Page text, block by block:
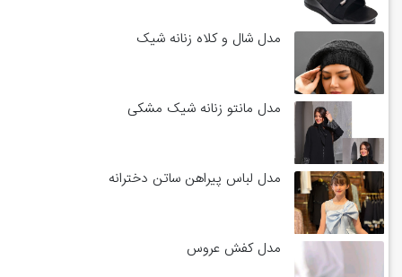
مدل شال و کلاه زنانه شیک
مدل مانتو زنانه شیک مشکی
مدل لباس پیراهن ساتن دخترانه
مدل کفش عروس